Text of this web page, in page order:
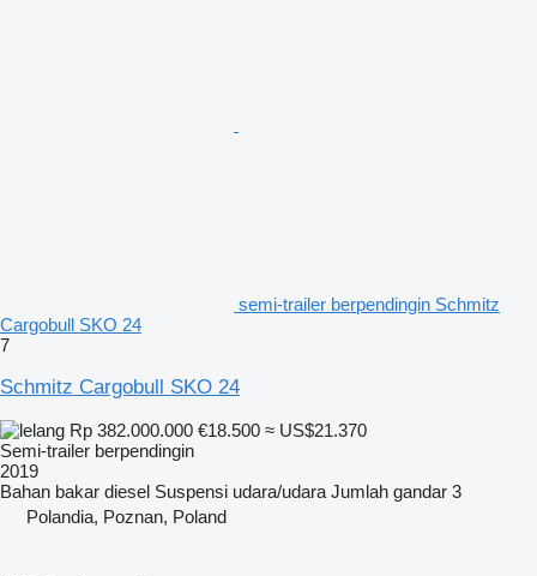
semi-trailer berpendingin Schmitz
Cargobull SKO 24
7
Schmitz Cargobull SKO 24
Rp 382.000.000 €18.500 ≈ US$21.370
Semi-trailer berpendingin
2019
Bahan bakar diesel Suspensi udara/udara Jumlah gandar 3
Polandia, Poznan, Poland